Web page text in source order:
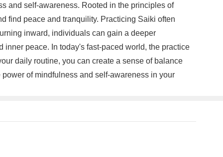
and self-awareness. Rooted in the principles of
find peace and tranquility. Practicing Saiki often
inward, individuals can gain a deeper
peace. In today's fast-paced world, the practice
daily routine, you can create a sense of balance
of mindfulness and self-awareness in your